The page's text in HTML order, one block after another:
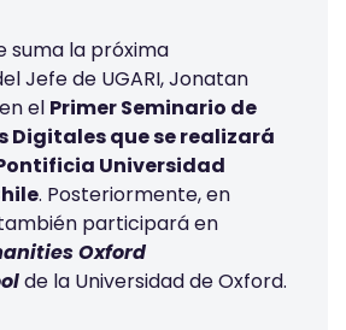
suma la próxima
Jefe de UGARI, Jonatan
el Primer Seminario de
Digitales que se realizará
Universidad
. Posteriormente, en
participará en
Oxford
de la Universidad de Oxford.